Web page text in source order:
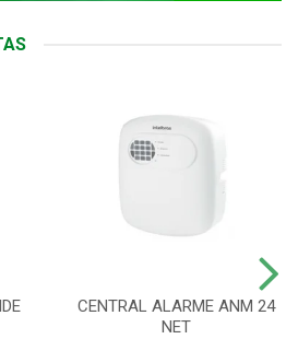
CENTRAL ALARME ANM 24
NET